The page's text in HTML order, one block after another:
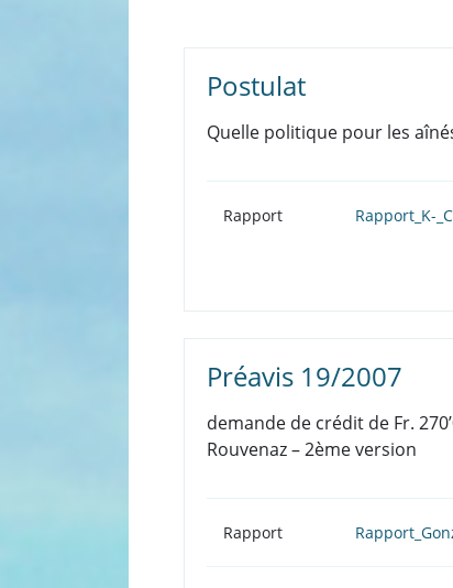
Postulat
Quelle politique pour les
Rapport Rapport_K-
Préavis 19/2007
demande de crédit de Fr.
Rouvenaz – 2ème version
Rapport